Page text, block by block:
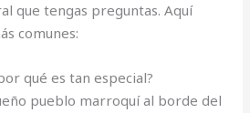
que tengas preguntas. Aquí
comunes:
qué es tan especial?
pueblo marroquí al borde del